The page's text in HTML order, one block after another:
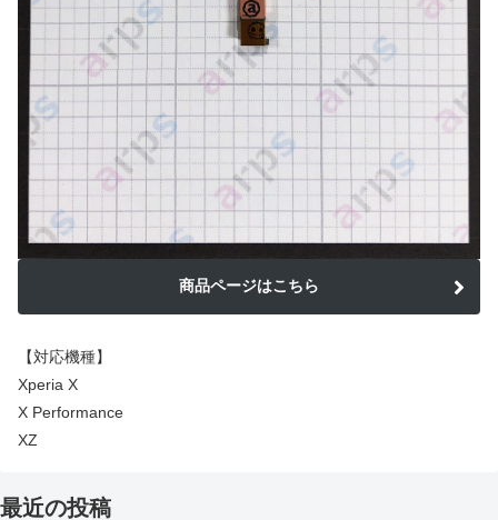
商品ページはこちら
【対応機種】
Xperia X
X Performance
XZ
最近の投稿